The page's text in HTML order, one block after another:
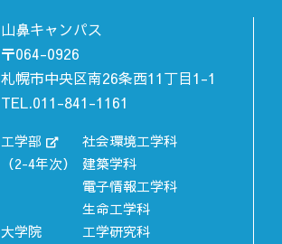
山鼻キャンパス
〒064-0926
札幌市中央区南26条西11丁目1-1
TEL.011-841-1161
工学部
（2-4年次）
社会環境工学科
建築学科
電子情報工学科
生命工学科
大学院
工学研究科